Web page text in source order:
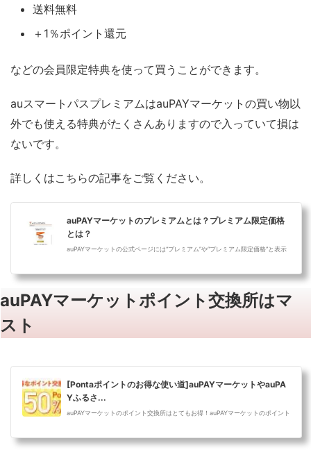
送料無料
＋1％ポイント還元
などの会員限定特典を使って買うことができます。
auスマートパスプレミアムはauPAYマーケットの買い物以
外でも使える特典がたくさんありますので入っていて損は
ないです。
詳しくはこちらの記事をご覧ください。
auPAYマーケットのプレミアムとは？プレミアム限定価格
とは？
auPAYマーケットの公式ページには“プレミアム”や“プレミアム限定価格”と表示
ます。
auPAYマーケットポイント交換所はマ
スト
[Pontaポイントのお得な使い道]auPAYマーケットやauPA
Yふるさ...
auPAYマーケットのポイント交換所はとてもお得！auPAYマーケットのポイント